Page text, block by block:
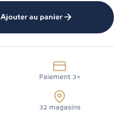
Ajouter au panier
Paiement 3×
32 magasins